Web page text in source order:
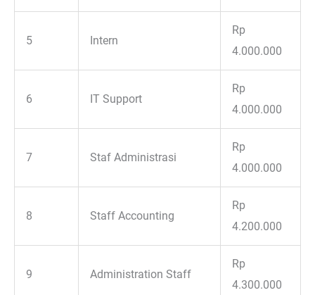
5 Intern
Rp
4.000.000
6 IT Support
Rp
4.000.000
7 Staf Administrasi
Rp
4.000.000
8 Staff Accounting
Rp
4.200.000
9 Administration Staff
Rp
4.300.000